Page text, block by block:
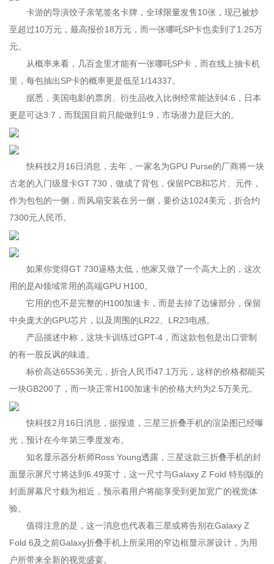
卡游的导演饺子亲笔签名卡牌，全球限量发售10张，现已被炒
至超过10万元，最高报价18万元，而一张哪吒SP卡也卖到了1.25万
元。
从概率来看，几百盒里才能有一张哪吒SP卡，而在线上抽卡机
里，每包抽出SP卡的概率更是低至1/14337。
据悉，美国电影的票房、衍生品收入比例经常能达到4:6，日本
更是可达3:7，而我国目前只能做到1:9，市场潜力是巨大的。
快科技2月16日消息，去年，一家名为GPU Purse的厂商将一块
古老的入门级显卡GT 730，做成了背包，保留PCB和芯片、元件，
作为包包的一侧，而风扇安装在另一侧，要价达1024美元，折合约
7300元人民币。
如果你觉得GT 730逼格太低，他家又做了一个高大上的，这次
用的是AI领域常用的高端GPU H100。
它用的也不是完整的H100加速卡，而是去掉了边缘部分，保留
中央庞大的GPU芯片，以及周围的LR22、LR23电感。
产品描述中称，这块卡训练过GPT-4，而这款包包是出口管制
的有一股反讽的味道。
标价高达65536美元，折合人民币47.1万元，这样的价格都能买
一块GB200了，而一块正常H100加速卡的价格大约为2.5万美元。
快科技2月16日消息，据报道，三星三折叠手机的渲染图已经曝
光，预计在今年第三季度发布。
知名显示器分析师Ross Young透露，三星这款三折叠手机的封
面显示屏尺寸将达到6.49英寸，这一尺寸与Galaxy Z Fold 特别版的
封面屏幕尺寸颇为相近，预示着用户将能享受到更加宽广的视觉体
验。
值得注意的是，这一消息也代表着三星或将告别在Galaxy Z
Fold 6及之前Galaxy折叠手机上所采用的窄边框显示屏设计，为用
户所带来全新的视觉盛宴。